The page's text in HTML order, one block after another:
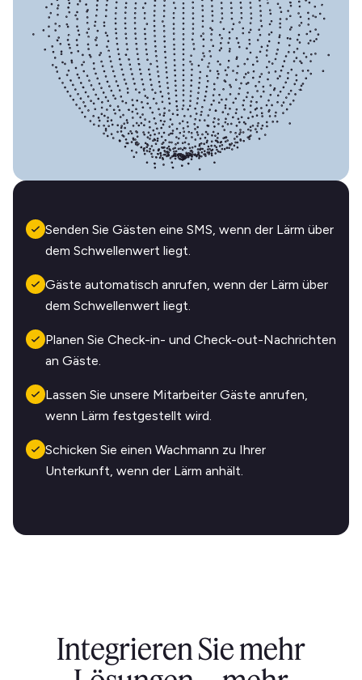
Senden Sie Gästen eine SMS, wenn der Lärm über
dem Schwellenwert liegt.
Gäste automatisch anrufen, wenn der Lärm über
dem Schwellenwert liegt.
Planen Sie Check-in- und Check-out-Nachrichten
an Gäste.
Lassen Sie unsere Mitarbeiter Gäste anrufen,
wenn Lärm festgestellt wird.
Schicken Sie einen Wachmann zu Ihrer
Unterkunft, wenn der Lärm anhält.
Integrieren Sie mehr